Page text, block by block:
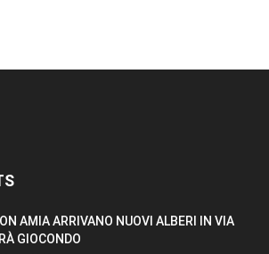
AMIA ARRIVANO NUOVI ALBERI IN VIA
GIOCONDO